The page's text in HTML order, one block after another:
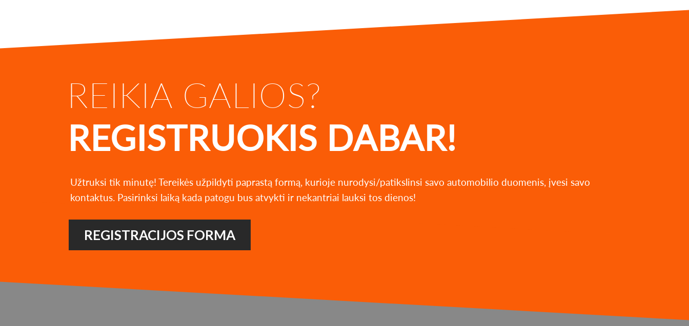
REIKIA GALIOS?
REGISTRUOKIS DABAR!
Užtruksi tik minutę! Tereikės užpildyti paprastą formą, kurioje nurodysi/patikslinsi savo automobilio duomenis, įvesi savo
kontaktus. Pasirinksi laiką kada patogu bus atvykti ir nekantriai lauksi tos dienos!
REGISTRACIJOS FORMA